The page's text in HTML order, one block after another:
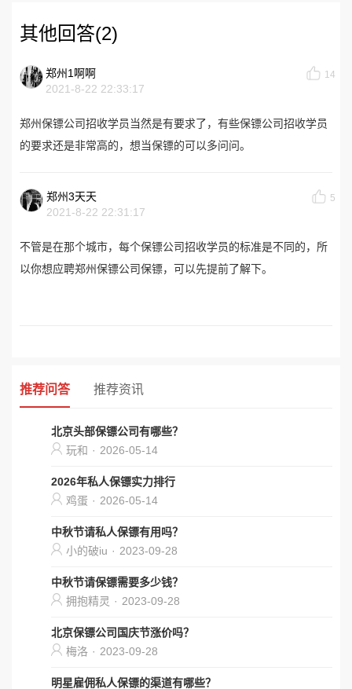
其他回答(2)
郑州1啊啊
2021-8-22 22:33:17
14
郑州保镖公司招收学员当然是有要求了，有些保镖公司招收学员
的要求还是非常高的，想当保镖的可以多问问。
郑州3天天
2021-8-22 22:31:17
5
不管是在那个城市，每个保镖公司招收学员的标准是不同的，所
以你想应聘郑州保镖公司保镖，可以先提前了解下。
推荐问答 推荐资讯
北京头部保镖公司有哪些？
玩和 · 2026-05-14
2026年私人保镖实力排行
鸡蛋 · 2026-05-14
中秋节请私人保镖有用吗？
小的破iu · 2023-09-28
中秋节请保镖需要多少钱？
拥抱精灵 · 2023-09-28
北京保镖公司国庆节涨价吗？
梅洛 · 2023-09-28
明星雇佣私人保镖的渠道有哪些？